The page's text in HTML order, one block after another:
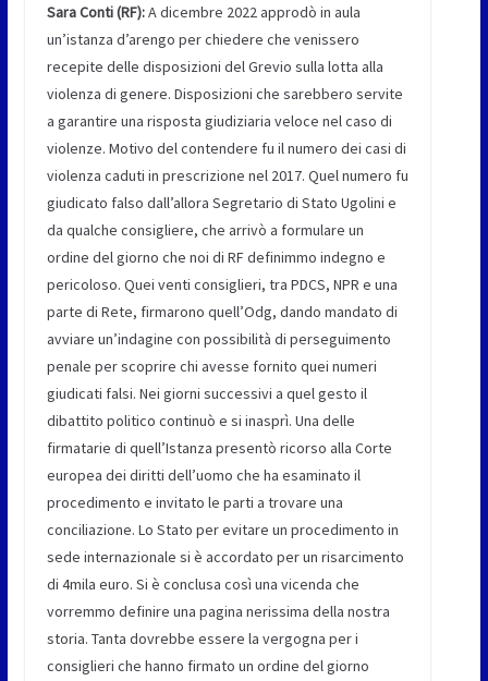
Sara Conti (RF):A dicembre 2022 approdò in aula
un’istanza d’arengo per chiedere che venissero
recepite delle disposizioni del Grevio sulla lotta alla
violenza di genere. Disposizioni che sarebbero servite
a garantire una risposta giudiziaria veloce nel caso di
violenze. Motivo del contendere fu il numero dei casi di
violenza caduti in prescrizione nel 2017. Quel numero fu
giudicato falso dall’allora Segretario di Stato Ugolini e
da qualche consigliere, che arrivò a formulare un
ordine del giorno che noi di RF definimmo indegno e
pericoloso. Quei venti consiglieri, tra PDCS, NPR e una
parte di Rete, firmarono quell’Odg, dando mandato di
avviare un’indagine con possibilità di perseguimento
penale per scoprire chi avesse fornito quei numeri
giudicati falsi. Nei giorni successivi a quel gesto il
dibattito politico continuò e si inasprì. Una delle
firmatarie di quell’Istanza presentò ricorso alla Corte
europea dei diritti dell’uomo che ha esaminato il
procedimento e invitato le parti a trovare una
conciliazione. Lo Stato per evitare un procedimento in
sede internazionale si è accordato per un risarcimento
di 4mila euro. Si è conclusa così una vicenda che
vorremmo definire una pagina nerissima della nostra
storia. Tanta dovrebbe essere la vergogna per i
consiglieri che hanno firmato un ordine del giorno